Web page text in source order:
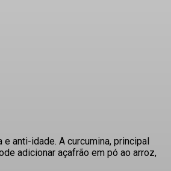
e anti-idade. A curcumina, principal
adicionar açafrão em pó ao arroz,